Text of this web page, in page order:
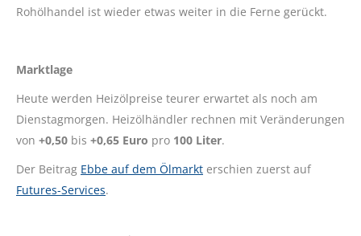
Rohölhandel ist wieder etwas weiter in die Ferne gerückt.
Marktlage
Heute werden Heizölpreise teurer erwartet als noch am
Dienstagmorgen. Heizölhändler rechnen mit Veränderungen
von +0,50 bis +0,65 Euro pro 100 Liter.
Der Beitrag Ebbe auf dem Ölmarkt erschien zuerst auf
Futures-Services.